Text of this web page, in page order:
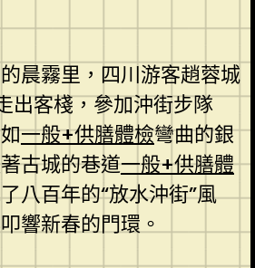
晨霧里，四川游客趙蓉城
出客棧，參加沖街步隊
一般+供膳體檢彎曲的銀
古城的巷道一般+供膳體
八百年的“放水沖街”風
響新春的門環。